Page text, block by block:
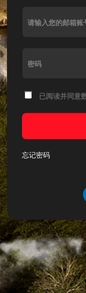
请输入您的邮箱
密码
已阅读并同意
忘记密码